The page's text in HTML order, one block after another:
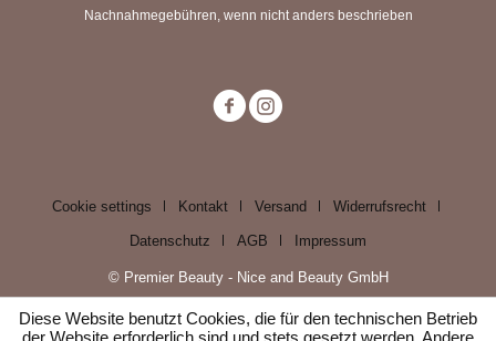
Nachnahmegebühren, wenn nicht anders beschrieben
Cookie settings Kontakt Versand Widerrufsrecht
Datenschutz AGB Impressum
© Premier Beauty - Nice and Beauty GmbH
Diese Website benutzt Cookies, die für den technischen Betrieb
der Website erforderlich sind und stets gesetzt werden. Andere